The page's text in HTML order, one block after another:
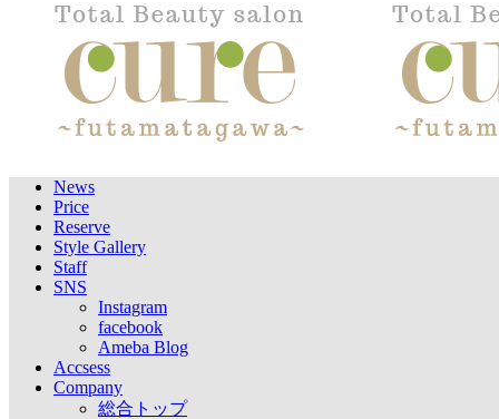
News
Price
Reserve
Style Gallery
Staff
SNS
Instagram
facebook
Ameba Blog
Accsess
Company
総合トップ